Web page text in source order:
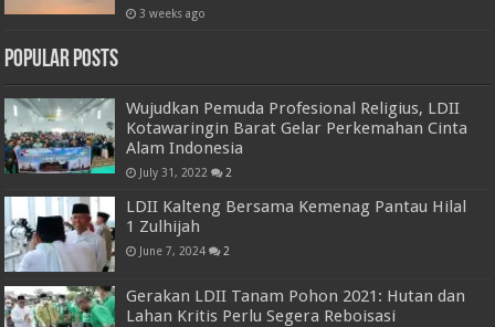
3 weeks ago
Popular Posts
Wujudkan Pemuda Profesional Religius, LDII
Kotawaringin Barat Gelar Perkemahan Cinta
Alam Indonesia
July 31, 2022 2
LDII Kalteng Bersama Kemenag Pantau Hilal
1 Zulhijah
June 7, 2024 2
Gerakan LDII Tanam Pohon 2021: Hutan dan
Lahan Kritis Perlu Segera Reboisasi